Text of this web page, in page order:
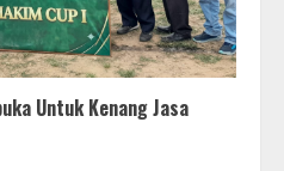
Untuk Kenang Jasa